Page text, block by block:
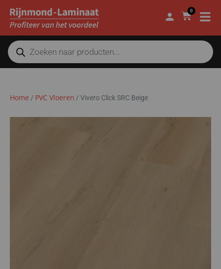
0
Home / PVC Vloeren / Vivero Click SRC Beige